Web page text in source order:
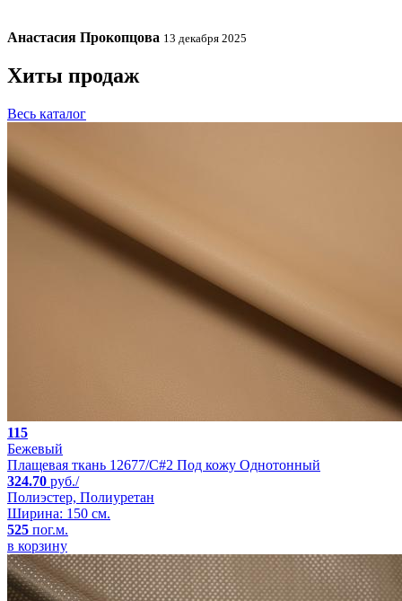
Анастасия Прокопцова 13 декабря 2025
Хиты продаж
Весь каталог
115
Бежевый
Плащевая ткань 12677/C#2 Под кожу Однотонный
324.70 руб./
Полиэстер, Полиуретан
Ширина: 150 см.
525 пог.м.
в корзину